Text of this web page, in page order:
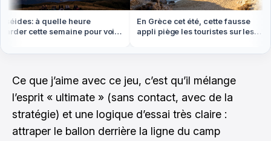
à quelle heure
cette semaine pour voir
En Grèce cet été, cette fausse
appli piège les touristes sur les
Ce que j’aime avec ce jeu, c’est qu’il mélange
l’esprit « ultimate » (sans contact, avec de la
stratégie) et une logique d’essai très claire :
attraper le ballon derrière la ligne du camp